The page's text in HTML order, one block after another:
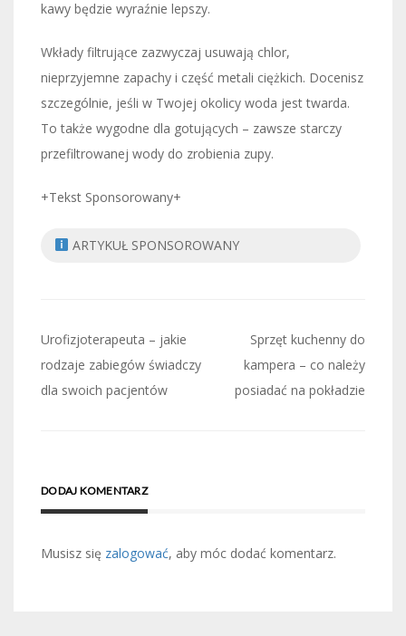
kawy będzie wyraźnie lepszy.
Wkłady filtrujące zazwyczaj usuwają chlor,
nieprzyjemne zapachy i część metali ciężkich. Docenisz
szczególnie, jeśli w Twojej okolicy woda jest twarda.
To także wygodne dla gotujących – zawsze starczy
przefiltrowanej wody do zrobienia zupy.
+Tekst Sponsorowany+
ARTYKUŁ SPONSOROWANY
Nawigacja
wpisu
Urofizjoterapeuta – jakie
rodzaje zabiegów świadczy
dla swoich pacjentów
Sprzęt kuchenny do
kampera – co należy
posiadać na pokładzie
DODAJ KOMENTARZ
Musisz się zalogować, aby móc dodać komentarz.